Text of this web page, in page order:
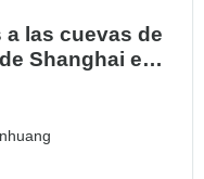
las cuevas de
Shanghai en